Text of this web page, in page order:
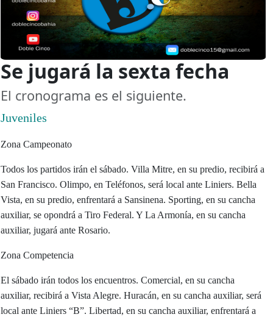
Se jugará la sexta fecha
El cronograma es el siguiente.
Juveniles
Zona Campeonato
Todos los partidos irán el sábado. Villa Mitre, en su predio, recibirá a
San Francisco. Olimpo, en Teléfonos, será local ante Liniers. Bella
Vista, en su predio, enfrentará a Sansinena. Sporting, en su cancha
auxiliar, se opondrá a Tiro Federal. Y La Armonía, en su cancha
auxiliar, jugará ante Rosario.
Zona Competencia
El sábado irán todos los encuentros. Comercial, en su cancha
auxiliar, recibirá a Vista Alegre. Huracán, en su cancha auxiliar, será
local ante Liniers “B”. Libertad, en su cancha auxiliar, enfrentará a